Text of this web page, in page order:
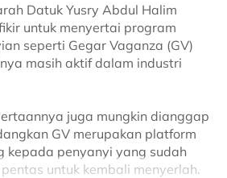
Datuk Yusry Abdul Halim
untuk menyertai program
seperti Gegar Vaganza (GV)
masih aktif dalam industri
juga mungkin dianggap
GV merupakan platform
kepada penyanyi yang sudah
untuk kembali menyerlah.